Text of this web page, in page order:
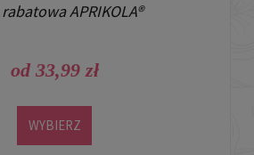
APRIKOLA®
od 33,99 zł
WYBIERZ